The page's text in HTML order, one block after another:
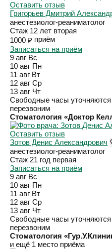
Оставить отзыв
Григорьев Дмитрий
анестезиолог-реаниматолог
Стаж 12 лет вторая
1000 ₽ приём
Записаться на приём
9 авг Вс
10 авг Пн
11 авг Вт
12 авг Ср
13 авг Чт
Свободные часы
перезвоним
Стоматология «Доктор
Оставить отзыв
Зотов Денис Александрович
анестезиолог-реаниматолог
Стаж 21 год первая
Записаться на приём
9 авг Вс
10 авг Пн
11 авг Вт
12 авг Ср
13 авг Чт
Свободные часы
перезвоним
Стоматология
и ещё 1 место приёма